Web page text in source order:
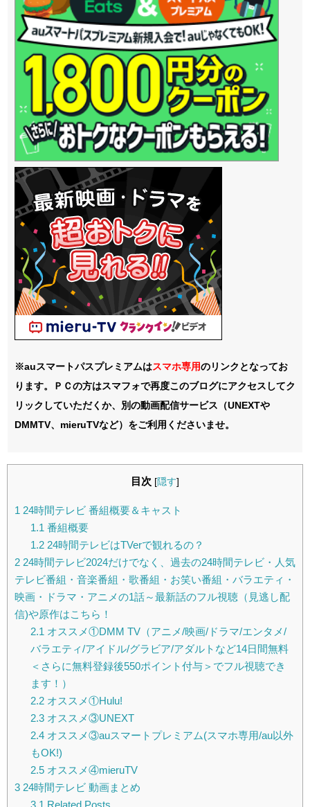
※auスマートパスプレミアムはスマホ専用のリンクとなってお
ります。ＰＣの方はスマフォで再度このブログにアクセスしてク
リックしていただくか、別の動画配信サービス（UNEXTや
DMMTV、mieruTVなど）をご利用くださいませ。
目次 [隠す]
1 24時間テレビ 番組概要＆キャスト
1.1 番組概要
1.224時間テレビはTVerで観れるの？
2 24時間テレビ2024だけでなく、過去の24時間テレビ・人気
テレビ番組・音楽番組・歌番組・お笑い番組・バラエティ・
映画・ドラマ・アニメの1話～最新話のフル視聴（見逃し配
信)や原作はこちら！
2.1 オススメ①DMM TV（アニメ/映画/ドラマ/エンタメ/
バラエティ/アイドル/グラビア/アダルトなど14日間無料
＜さらに無料登録後550ポイント付与＞でフル視聴でき
ます！）
2.2オススメ①Hulu!
2.3オススメ③UNEXT
2.4オススメ③auスマートプレミアム(スマホ専用/au以外
もOK!)
2.5オススメ④mieruTV
3 24時間テレビ 動画まとめ
3.1 Related Posts